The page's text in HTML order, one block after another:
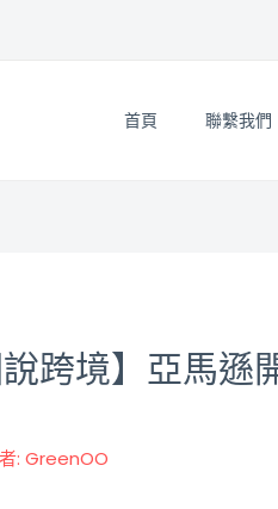
首頁 聯繫我們
說跨境】亞馬
:GreenOO